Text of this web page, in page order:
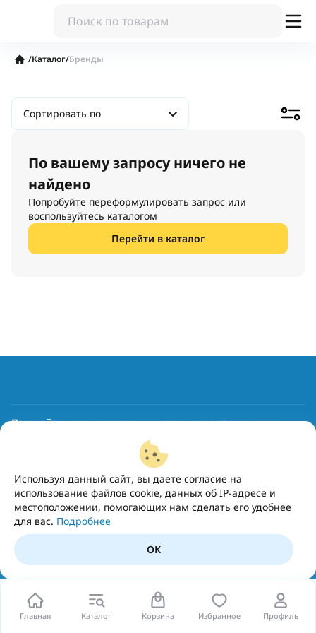
Главная Каталог Корзина Избранное Профиль
/Каталог/Бренды
Сортировать по
По вашему запросу ничего не
найдено
Попробуйте переформулировать запрос или
воспользуйтесь каталогом
Перейти в каталог
Используя данный сайт, вы даете согласие на
использование файлов cookie, данных об IP-адресе и
местоположении, помогающих нам сделать его удобнее
для вас. Подробнее
OK
Получайте рекомендации и выгодные предложения на
Подписаться